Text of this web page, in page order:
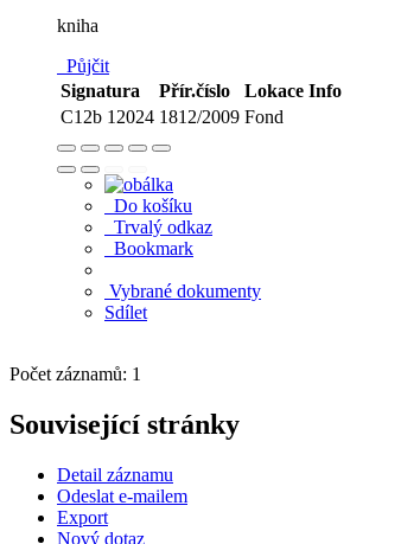
kniha
Půjčit
Signatura
Přír.číslo Lokace Info
C12b 12024 1812/2009 Fond
Do košíku
Trvalý odkaz
Bookmark
Vybrané dokumenty
Sdílet
Počet záznamů: 1
Související stránky
Detail záznamu
Odeslat e-mailem
Export
Nový dotaz